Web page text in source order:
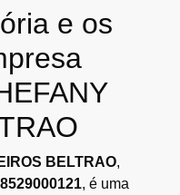
e os
BELTRAO,
, é uma